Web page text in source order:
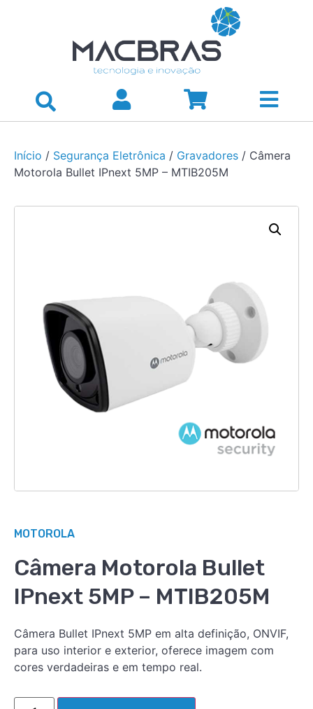
Início / Segurança Eletrônica / Gravadores / Câmera
Motorola Bullet IPnext 5MP – MTIB205M
MOTOROLA
Câmera Motorola Bullet
IPnext 5MP – MTIB205M
Câmera Bullet IPnext 5MP em alta definição, ONVIF,
para uso interior e exterior, oferece imagem com
cores verdadeiras e em tempo real.